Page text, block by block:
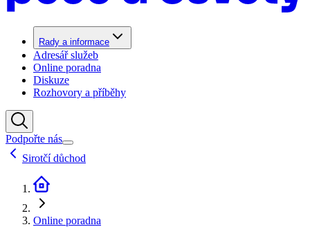
Rady a informace
Adresář služeb
Online poradna
Diskuze
Rozhovory a příběhy
Podpořte nás
Sirotčí důchod
Online poradna